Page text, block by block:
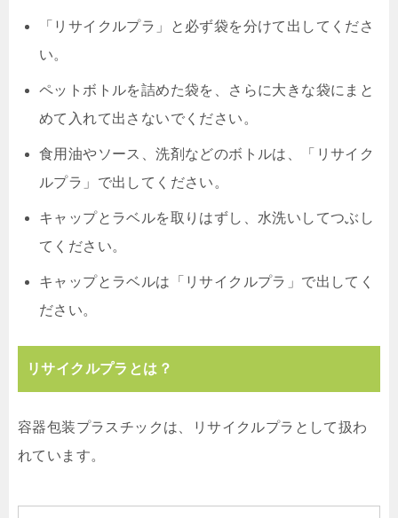
「リサイクルプラ」と必ず袋を分けて出してくださ
い。
ペットボトルを詰めた袋を、さらに大きな袋にまと
めて入れて出さないでください。
食用油やソース、洗剤などのボトルは、「リサイク
ルプラ」で出してください。
キャップとラベルを取りはずし、水洗いしてつぶし
てください。
キャップとラベルは「リサイクルプラ」で出してく
ださい。
リサイクルプラとは？
容器包装プラスチックは、リサイクルプラとして扱わ
れています。